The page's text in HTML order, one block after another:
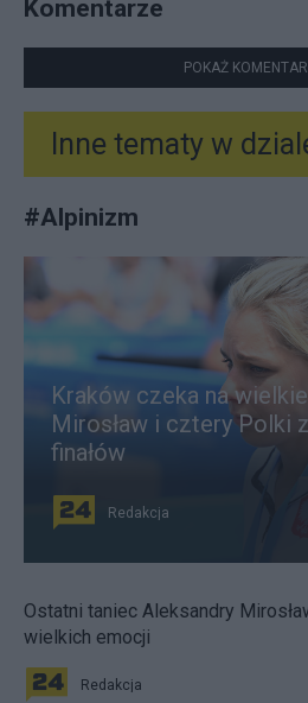
Komentarze
POKAŻ
Inne tematy w
#Alpinizm
Kraków czeka na
Mirosław i cztery Polki
finałów
Redakcja
Ostatni taniec Aleksandry
wielkich emocji
Redakcja